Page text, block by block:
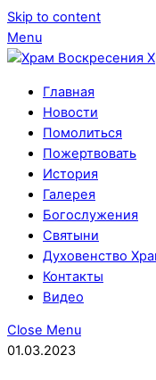
Skip to content
Menu
Главная
Новости
Помолиться
Пожертвовать
История
Галерея
Богослужения
Святыни
Духовенство
Контакты
Видео
Close Menu
01.03.2023